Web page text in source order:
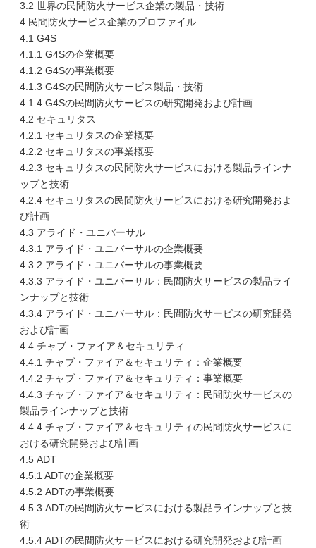
3.2 世界の民間防火サービス企業の製品・技術
4 民間防火サービス企業のプロファイル
4.1 G4S
4.1.1 G4Sの企業概要
4.1.2 G4Sの事業概要
4.1.3 G4Sの民間防火サービス製品・技術
4.1.4 G4Sの民間防火サービスの研究開発および計画
4.2 セキュリタス
4.2.1 セキュリタスの企業概要
4.2.2 セキュリタスの事業概要
4.2.3 セキュリタスの民間防火サービスにおける製品ラインナ
ップと技術
4.2.4 セキュリタスの民間防火サービスにおける研究開発およ
び計画
4.3 アライド・ユニバーサル
4.3.1 アライド・ユニバーサルの企業概要
4.3.2 アライド・ユニバーサルの事業概要
4.3.3 アライド・ユニバーサル：民間防火サービスの製品ライ
ンナップと技術
4.3.4 アライド・ユニバーサル：民間防火サービスの研究開発
および計画
4.4 チャブ・ファイア＆セキュリティ
4.4.1 チャブ・ファイア＆セキュリティ：企業概要
4.4.2 チャブ・ファイア＆セキュリティ：事業概要
4.4.3 チャブ・ファイア＆セキュリティ：民間防火サービスの
製品ラインナップと技術
4.4.4 チャブ・ファイア＆セキュリティの民間防火サービスに
おける研究開発および計画
4.5 ADT
4.5.1 ADTの企業概要
4.5.2 ADTの事業概要
4.5.3 ADTの民間防火サービスにおける製品ラインナップと技
術
4.5.4 ADTの民間防火サービスにおける研究開発および計画